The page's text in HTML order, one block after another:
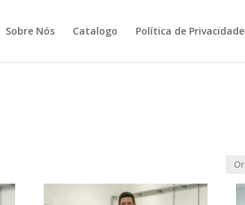
Sobre Nós Catalogo Política de Privacidade